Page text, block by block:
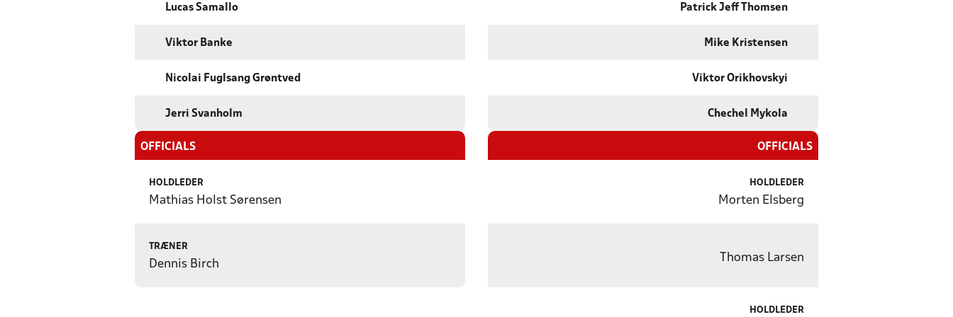
Lucas Samallo
Viktor Banke
Nicolai Fuglsang Grøntved
Jerri Svanholm
OFFICIALS
HOLDLEDER
Mathias Holst Sørensen
TRÆNER
Dennis Birch
Patrick Jeff Thomsen
Mike Kristensen
Viktor Orikhovskyi
Chechel Mykola
OFFICIALS
HOLDLEDER
Morten Elsberg
Thomas Larsen
HOLDLEDER